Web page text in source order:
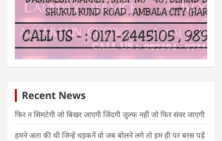
Recent News
फिर न सिमटेगी जो बिखर जाएगी जिंदगी जुल्फ नहीं जो फिर संवर जाएगी
हमने अता की थी जिन्हें धड़कनें वो जब बोलने लगे तो हम ही पर बरस पड़ें